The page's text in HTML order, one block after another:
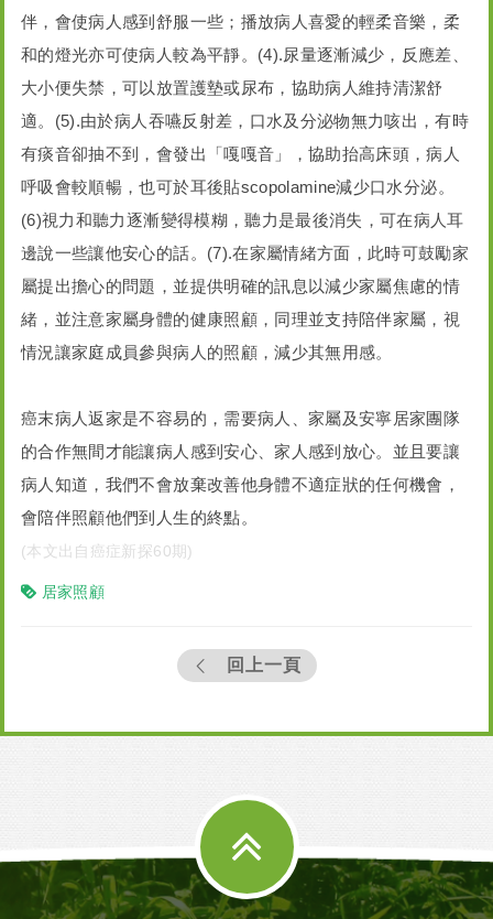
伴，會使病人感到舒服一些；播放病人喜愛的輕柔音樂，柔
和的燈光亦可使病人較為平靜。(4).尿量逐漸減少，反應差、
大小便失禁，可以放置護墊或尿布，協助病人維持清潔舒
適。(5).由於病人吞嚥反射差，口水及分泌物無力咳出，有時
有痰音卻抽不到，會發出「嘎嘎音」，協助抬高床頭，病人
呼吸會較順暢，也可於耳後貼scopolamine減少口水分泌。
(6)視力和聽力逐漸變得模糊，聽力是最後消失，可在病人耳
邊說一些讓他安心的話。(7).在家屬情緒方面，此時可鼓勵家
屬提出擔心的問題，並提供明確的訊息以減少家屬焦慮的情
緒，並注意家屬身體的健康照顧，同理並支持陪伴家屬，視
情況讓家庭成員參與病人的照顧，減少其無用感。
癌末病人返家是不容易的，需要病人、家屬及安寧居家團隊
的合作無間才能讓病人感到安心、家人感到放心。並且要讓
病人知道，我們不會放棄改善他身體不適症狀的任何機會，
會陪伴照顧他們到人生的終點。
(本文出自癌症新探60期)
居家照顧
回上一頁